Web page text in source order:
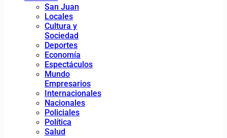
San Juan
Locales
Cultura y
Sociedad
Deportes
Economía
Espectáculos
Mundo
Empresarios
Internacionales
Nacionales
Policiales
Política
Salud